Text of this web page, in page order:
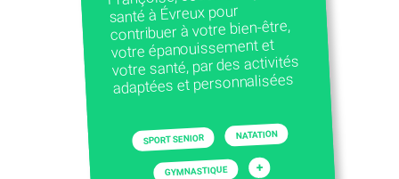
santé à Évreux pour
contribuer à votre bien-être,
votre épanouissement et
votre santé, par des activités
adaptées et personnalisées
SPORT SENIOR NATATION
GYMNASTIQUE +